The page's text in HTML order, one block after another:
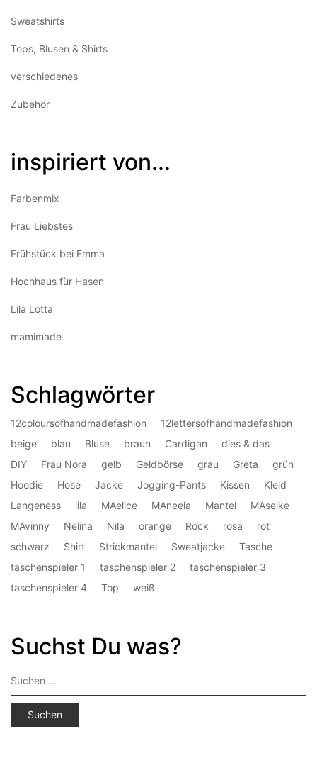
Sweatshirts
Tops, Blusen & Shirts
verschiedenes
Zubehör
inspiriert von...
Farbenmix
Frau Liebstes
Frühstück bei Emma
Hochhaus für Hasen
Lila Lotta
mamimade
Schlagwörter
12coloursofhandmadefashion
12lettersofhandmadefashion
beige
blau Bluse braun Cardigan
dies & das
DIY
Frau Nora gelb Geldbörse grau Greta
grün
Hoodie
Hose Jacke Jogging-Pants Kissen
Kleid
Langeness
lila MAelice MAneela Mantel
MAseike
MAvinny
Nelina Nila orange Rock rosa
rot
schwarz
Shirt Strickmantel Sweatjacke
Tasche
taschenspieler 1
taschenspieler 2
taschenspieler 3
taschenspieler 4
Top weiß
Suchst Du was?
Suchen